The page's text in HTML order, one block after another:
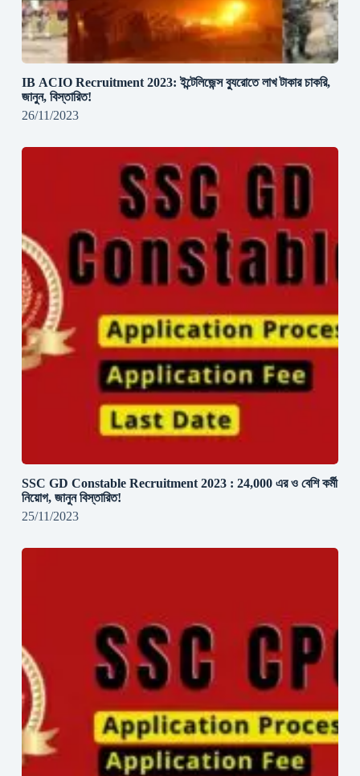
IB ACIO Recruitment 2023: ইন্টেলিজেন্স ব্যুরোতে লাখ টাকার চাকরি,
জানুন, বিস্তারিত!
26/11/2023
SSC GD Constable Recruitment 2023 : 24,000 এর ও বেশি কর্মী
নিয়োগ, জানুন বিস্তারিত!
25/11/2023